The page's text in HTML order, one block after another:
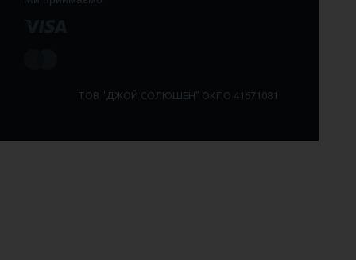
ТОВ "ДЖОЙ СОЛЮШЕН" ОКПО 41671081